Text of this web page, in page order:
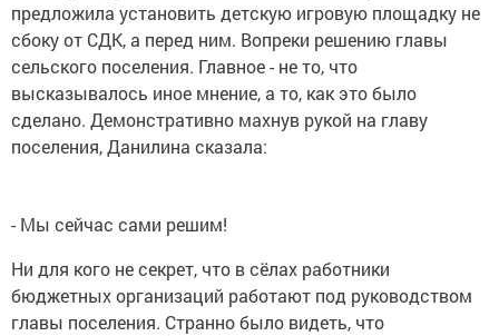
предложила установить детскую игровую площадку не
сбоку от СДК, а перед ним. Вопреки решению главы
сельского поселения. Главное - не то, что
высказывалось иное мнение, а то, как это было
сделано. Демонстративно махнув рукой на главу
поселения, Данилина сказала:
- Мы сейчас сами решим!
Ни для кого не секрет, что в сёлах работники
бюджетных организаций работают под руководством
главы поселения. Странно было видеть, что